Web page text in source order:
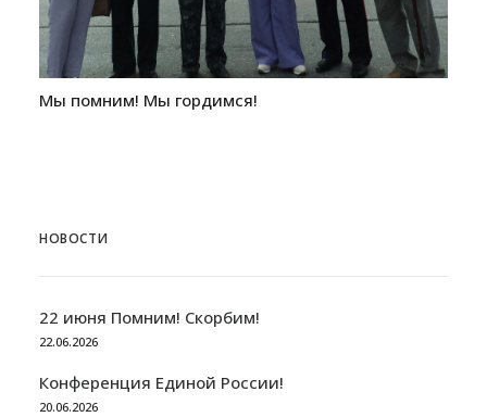
Мы помним! Мы гордимся!
НОВОСТИ
22 июня Помним! Скорбим!
22.06.2026
Конференция Единой России!
20.06.2026